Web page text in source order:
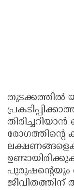
തുടക്കത്തിൽ
രോഗത്തിന്റെ
പുരുഷന്റെയും
ജീവിതത്തിന്